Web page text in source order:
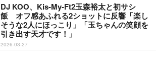
DJ KOO、Kis-My-Ft2玉森裕太と初サシ
飯 オフ感あふれる2ショットに反響「楽し
そうな2人にほっこり」「玉ちゃんの笑顔を
引き出す天才です！」
2026-03-27